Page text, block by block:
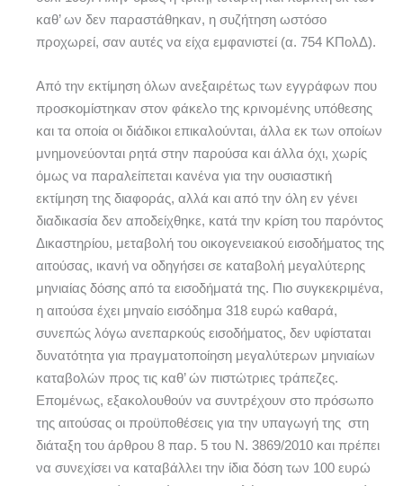
καθ’ ων δεν παραστάθηκαν, η συζήτηση ωστόσο
προχωρεί, σαν αυτές να είχα εμφανιστεί (α. 754 ΚΠολΔ).
Από την εκτίμηση όλων ανεξαιρέτως των εγγράφων που
προσκομίστηκαν στον φάκελο της κρινομένης υπόθεσης
και τα οποία οι διάδικοι επικαλούνται, άλλα εκ των οποίων
μνημονεύονται ρητά στην παρούσα και άλλα όχι, χωρίς
όμως να παραλείπεται κανένα για την ουσιαστική
εκτίμηση της διαφοράς, αλλά και από την όλη εν γένει
διαδικασία δεν αποδείχθηκε, κατά την κρίση του παρόντος
Δικαστηρίου, μεταβολή του οικογενειακού εισοδήματος της
αιτούσας, ικανή να οδηγήσει σε καταβολή μεγαλύτερης
μηνιαίας δόσης από τα εισοδήματά της. Πιο συγκεκριμένα,
η αιτούσα έχει μηναίο εισόδημα 318 ευρώ καθαρά,
συνεπώς λόγω ανεπαρκούς εισοδήματος, δεν υφίσταται
δυνατότητα για πραγματοποίηση μεγαλύτερων μηνιαίων
καταβολών προς τις καθ’ ών πιστώτριες τράπεζες.
Επομένως, εξακολουθούν να συντρέχουν στο πρόσωπο
της αιτούσας οι προϋποθέσεις για την υπαγωγή της στη
διάταξη του άρθρου 8 παρ. 5 του Ν. 3869/2010 και πρέπει
να συνεχίσει να καταβάλλει την ίδια δόση των 100 ευρώ